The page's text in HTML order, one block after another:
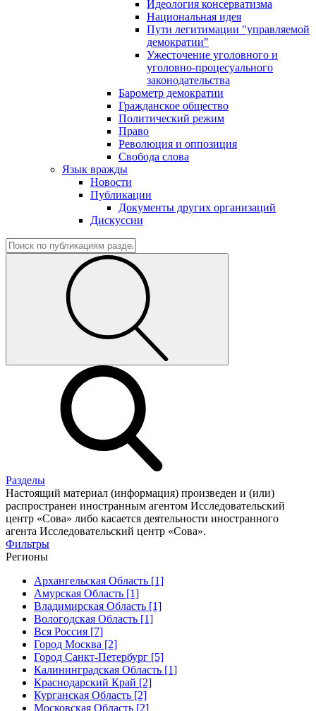
Идеология консерватизма
Национальная идея
Пути легитимации "управляемой
демократии"
Ужесточение уголовного и
уголовно-процесуального
законодательства
Барометр демократии
Гражданское общество
Политический режим
Право
Революция и оппозиция
Свобода слова
Язык вражды
Новости
Публикации
Документы других организаций
Дискуссии
Разделы
Настоящий материал (информация) произведен и (или)
распространен иностранным агентом Исследовательский
центр «Сова» либо касается деятельности иностранного
агента Исследовательский центр «Сова».
Фильтры
Регионы
Архангельская Область [1]
Амурская Область [1]
Владимирская Область [1]
Вологодская Область [1]
Вся Россия [7]
Город Москва [2]
Город Санкт-Петербург [5]
Калининградская Область [1]
Краснодарский Край [2]
Курганская Область [2]
Московская Область [2]